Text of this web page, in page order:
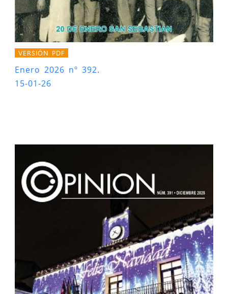
VERSIÓN PDF
Enero 2026 nº 392.
15-01-26